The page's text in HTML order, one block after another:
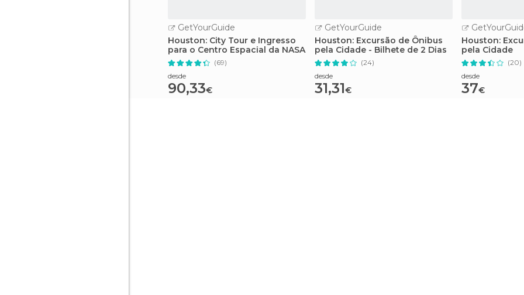
GetYourGuide
Houston: City Tour e Ingresso
para o Centro Espacial da NASA
(69)
desde
90,33€
GetYourGuide
Houston: Excursão de Ônibus
pela Cidade - Bilhete de 2 Dias
(24)
desde
31,31€
Houston:
pela Cidade
(20)
desde
37€